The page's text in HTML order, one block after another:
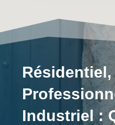
Résidentiel,
Industriel :